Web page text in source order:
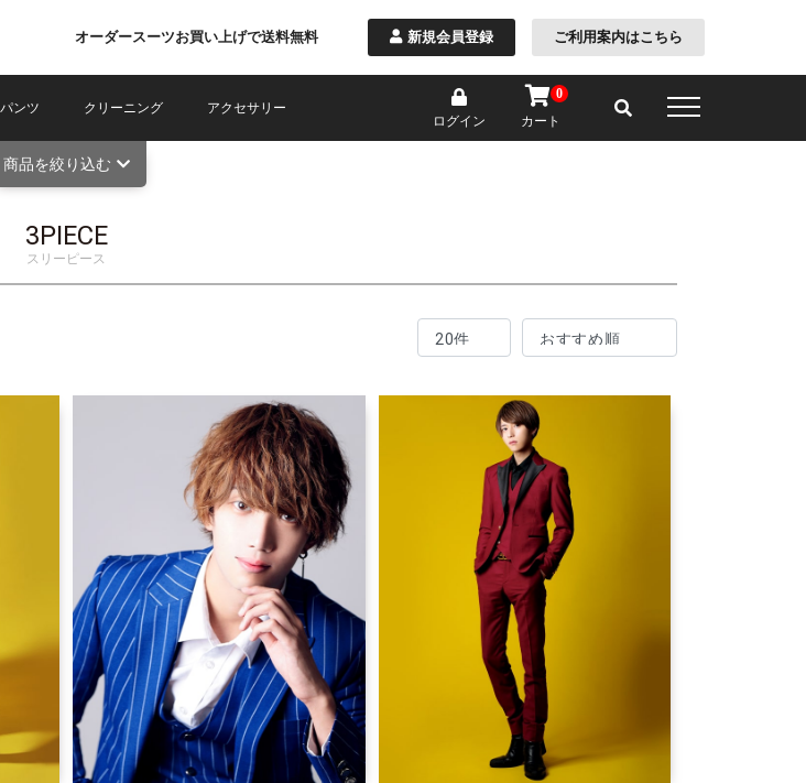
オーダースーツお買い上げで送料無料 新規会員登録 ご利用案内はこちら
パンツ クリーニング
アクセサリー
ログイン
0
カート
Pattern
～99,800円
Function
通気性 ストレッチ 防シワ性
商品を絞り込む
3PIECE
スリーピース